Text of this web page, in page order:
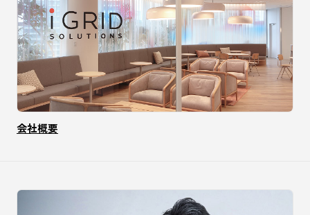
会社概要